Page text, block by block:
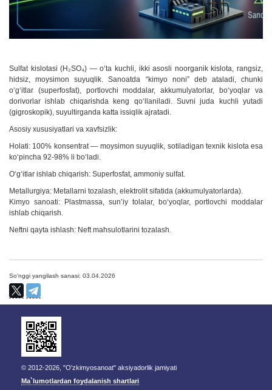
Sulfat kislotasi (H₂SO₄) — oʻta kuchli, ikki asosli noorganik kislota, rangsiz,
hidsiz, moysimon suyuqlik. Sanoatda “kimyo noni” deb ataladi, chunki
oʻgʻitlar (superfosfat), portlovchi moddalar, akkumulyatorlar, boʻyoqlar va
dorivorlar ishlab chiqarishda keng qoʻllaniladi. Suvni juda kuchli yutadi
(gigroskopik), suyultirganda katta issiqlik ajratadi.
Asosiy xususiyatlari va xavfsizlik:
Holati: 100% konsentrat — moysimon suyuqlik, sotiladigan texnik kislota esa
koʻpincha 92-98% li boʻladi.
Oʻgʻitlar ishlab chiqarish: Superfosfat, ammoniy sulfat.
Metallurgiya: Metallarni tozalash, elektrolit sifatida (akkumulyatorlarda).
Kimyo sanoati: Plastmassa, sunʼiy tolalar, boʻyoqlar, portlovchi moddalar
ishlab chiqarish.
Neftni qayta ishlash: Neft mahsulotlarini tozalash.
So'nggi yangilash sanasi: 03.04.2026
© 2012-2026, "O'zkimyosanoat" aksiyadorlik jamiyati
Ma`lumotlardan foydalanish shartlari